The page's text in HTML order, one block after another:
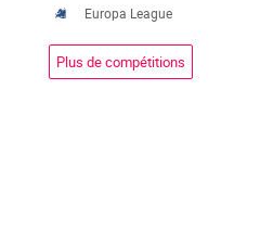
Europa League
Plus de compétitions